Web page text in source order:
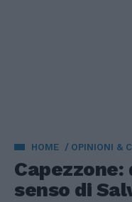
HOME OPINIONI &
senso di